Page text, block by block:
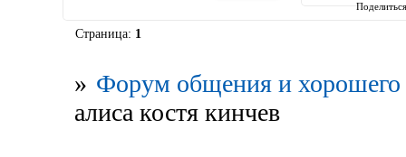
Страница: 1
» Форум общения и хорошего
алиса костя кинчев